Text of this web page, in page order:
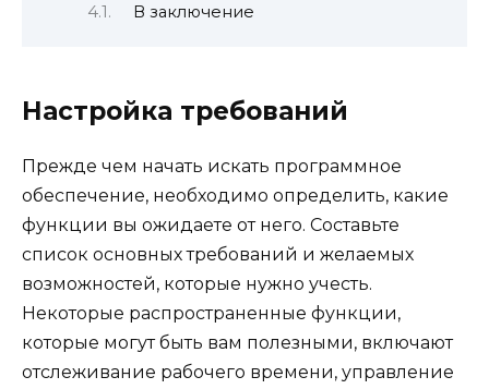
В заключение
Настройка требований
Прежде чем начать искать программное
обеспечение, необходимо определить, какие
функции вы ожидаете от него. Составьте
список основных требований и желаемых
возможностей, которые нужно учесть.
Некоторые распространенные функции,
которые могут быть вам полезными, включают
отслеживание рабочего времени, управление